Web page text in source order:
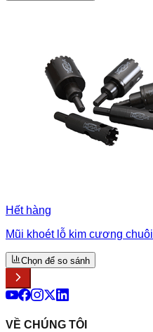
Hết hàng
Mũi khoét lỗ kim cương
Chọn để so sánh
VỀ CHÚNG TÔI